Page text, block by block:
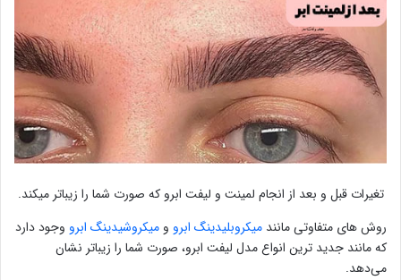
تغیرات قبل و بعد از انجام لمینت و لیفت ابرو که صورت شما را زیباتر میکند.
روش های متفاوتی مانند میکروبلیدینگ ابرو و میکروشیدینگ ابرو وجود دارد
که مانند جدید ترین انواع مدل لیفت ابرو، صورت شما را زیباتر نشان
می‌دهد.